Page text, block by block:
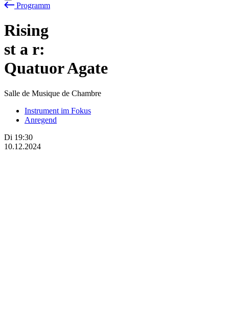
Programm
Rising
st a r:
Quatuor Agate
Salle de Musique de Chambre
Instrument im Fokus
Anregend
Di 19:30
10.12.2024